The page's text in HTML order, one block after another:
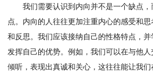
我们需要认识到内向并不是一个缺点
点。内向的人往往更加注重内心的感受和
和反思。我们应该接纳自己的性格特点，并
发挥自己的优势。例如，我们可以在与他
倾听，表现出真诚和关心，这往往能让我